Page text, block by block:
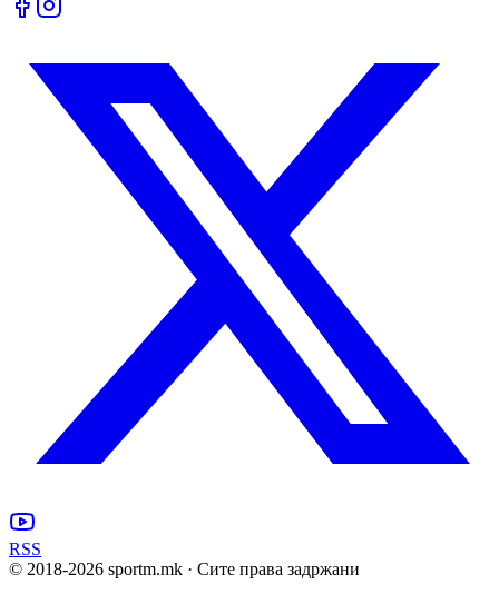
RSS
© 2018-2026 sportm.mk · Сите права задржани